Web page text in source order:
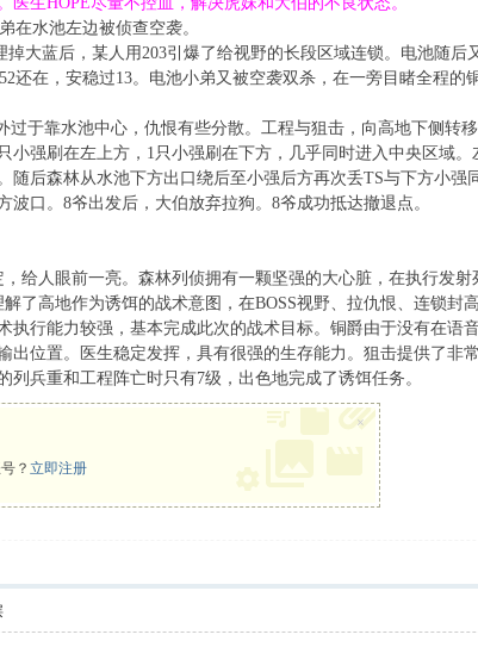
水池左边被侦查空袭。
大蓝后，某人用203引爆了给视野的长段区域连锁。电池随后
在，安稳过13。电池小弟又被空袭双杀，在一旁目睹全程的
于靠水池中心，仇恨有些分散。工程与狙击，向高地下侧转
小强刷在左上方，1只小强刷在下方，几乎同时进入中央区域
随后森林从水池下方出口绕后至小强后方再次丢TS与下方小
口。8爷出发后，大伯放弃拉狗。8爷成功抵达撤退点。
人眼前一亮。森林列侦拥有一颗坚强的大心脏，在执行发
了高地作为诱饵的战术意图，在BOSS视野、拉仇恨、连锁封
执行能力较强，基本完成此次的战术目标。铜爵由于没有在语
位置。医生稳定发挥，具有很强的生存能力。狙击提供了非
兵重和工程阵亡时只有7级，出色地完成了诱饵任务。
？ 立即注册
×